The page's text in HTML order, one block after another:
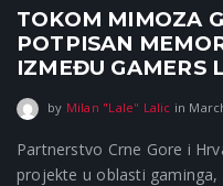
TOKOM MIMOZA
POTPISAN
IZMEĐU GAMERS
by Milan "Lale" Lalic in
Partnerstvo Crne Gore i
projekte u oblasti